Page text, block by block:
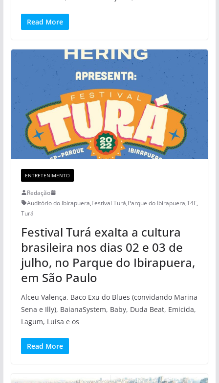
Read More
ENTRETENIMENTO
Redação
Auditório do Ibirapuera,Festival Turá,Parque do Ibirapuera,T4F,
Turá
Festival Turá exalta a cultura
brasileira nos dias 02 e 03 de
julho, no Parque do Ibirapuera,
em São Paulo
Alceu Valença, Baco Exu do Blues (convidando Marina
Sena e Illy), BaianaSystem, Baby, Duda Beat, Emicida,
Lagum, Luísa e os
Read More